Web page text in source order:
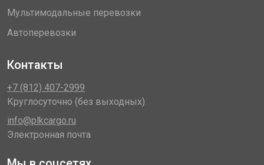
Мультимодальные перевозки
Автоперевозки
Контакты
+7 (812) 407-2999
Круглосуточно (без выходных)
info@plkcargo.ru
Электронная почта